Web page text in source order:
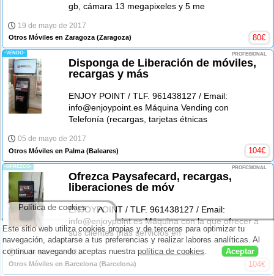
gb, cámara 13 megapixeles y 5 me
19 de mayo de 2017
Otros Móviles en Zaragoza (Zaragoza) 80€
-VENDO- PROFESIONAL
Disponga de Liberación de móviles,
recargas y más
ENJOY POINT / TLF. 961438127 / Email:
info@enjoypoint.es Máquina Vending con
Telefonía (recargas, tarjetas étnicas
05 de mayo de 2017
Otros Móviles en Palma (Baleares) 104€
-OFREZCO- PROFESIONAL
Ofrezca Paysafecard, recargas,
liberaciones de móv
ENJOYPOINT / TLF. 961438127 / Email:
info@enjoypoint.es Máquina con la que ofrecer a
sus clientes más servicios en
05 de mayo de 2017
Otros Móviles en Barcelona (Barcelona) 104€
Este sitio web utiliza cookies propias y de terceros para optimizar tu
navegación, adaptarse a tus preferencias y realizar labores analíticas. Al
continuar navegando aceptas nuestrapolítica de cookies. Aceptar
Política de cookies ^